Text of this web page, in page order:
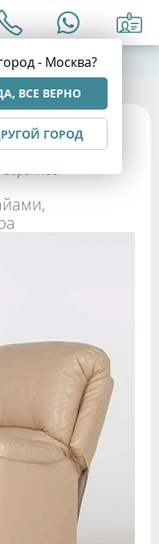
- Москва?
ВСЕ ВЕРНО
ГОРОД